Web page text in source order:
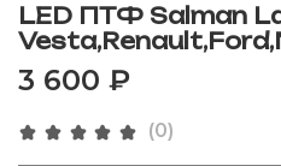
(0)
LED ПТФ Salman
3 600 ₽